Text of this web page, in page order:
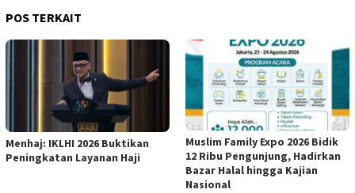
POS TERKAIT
Menhaj: IKLHI 2026 Buktikan
Peningkatan Layanan Haji
Muslim Family Expo 2026 Bidik
12 Ribu Pengunjung, Hadirkan
Bazar Halal hingga Kajian
Nasional